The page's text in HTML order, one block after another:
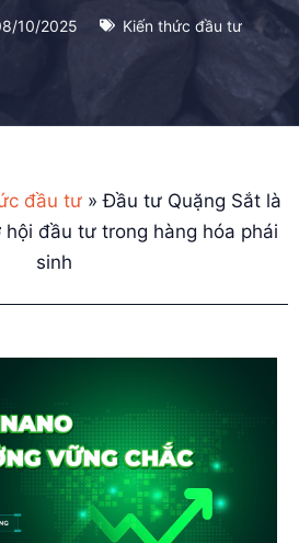
10/2025 Kiến thức đầu tư
đầu tư »Đầu tư Quặng Sắt là
hội đầu tư trong hàng hóa phái
sinh